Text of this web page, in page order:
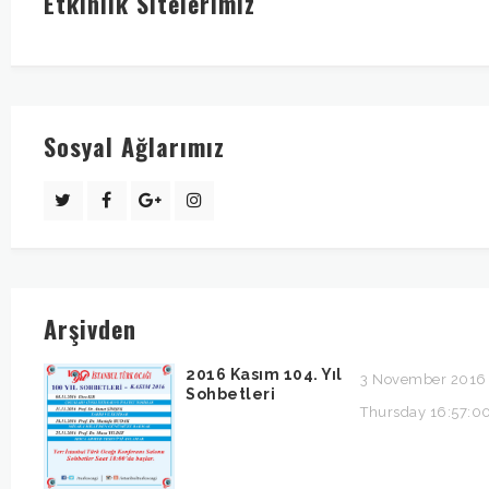
Sosyal Ağlarımız
Arşivden
2016 Kasım 104. Yıl
Sohbetleri
3 November 2016
Thursday